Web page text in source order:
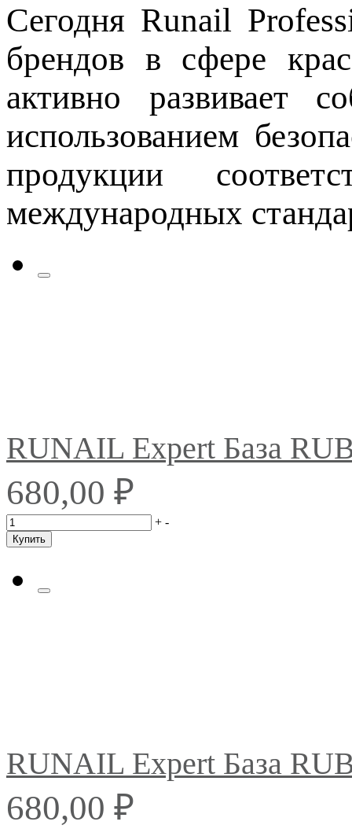
Cегодня Runail
брендов в сфере
активно развивает
использованием
продукции
международных
RUNAIL Expert База
680,00 ₽
+ -
Купить
RUNAIL Expert База
680,00 ₽